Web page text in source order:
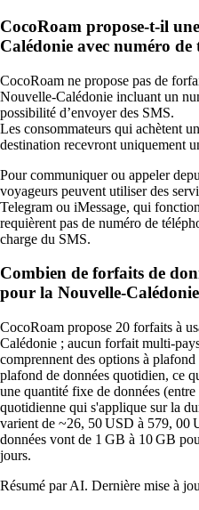
CocoRoam propose-t-il
Calédonie avec numéro de
CocoRoam ne propose pas de
Nouvelle‑Calédonie incluant un
possibilité d’envoyer des SMS.
Les consommateurs qui achètent
destination recevront uniquement
Pour communiquer ou appeler
voyageurs peuvent utiliser des
Telegram ou iMessage, qui
requièrent pas de numéro de
charge du SMS.
Combien de forfaits de
pour la Nouvelle-
CocoRoam propose 20 forfaits à
Calédonie ; aucun forfait
comprennent des options à
plafond de données quotidien, ce
une quantité fixe de données
quotidienne qui s'applique sur la
varient de ~26, 50 USD à 579, 00
données vont de 1 GB à 10 GB
jours.
Résumé par AI. Dernière mise à